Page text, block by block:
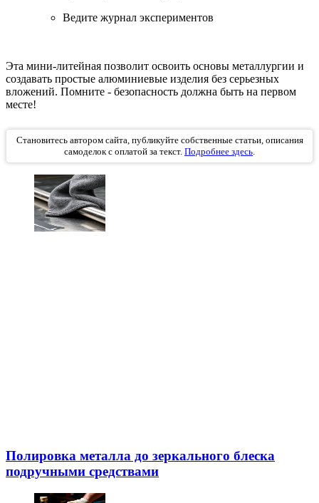
Ведите журнал экспериментов
Эта мини-литейная позволит освоить основы металлургии и
создавать простые алюминиевые изделия без серьезных
вложений. Помните - безопасность должна быть на первом
месте!
Становитесь автором сайта, публикуйте собственные статьи, описания
самоделок с оплатой за текст. Подробнее здесь
Полировка металла до зеркального блеска
подручными средствами